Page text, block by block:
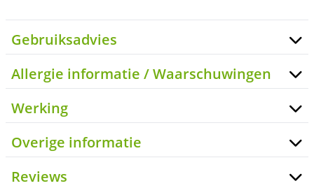
Gebruiksadvies
Allergie informatie / Waarschuwingen
Werking
Overige informatie
Reviews